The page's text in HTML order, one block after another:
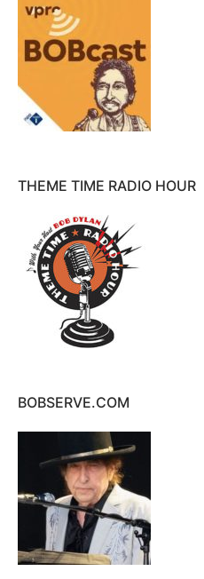
THEME TIME RADIO HOUR
BOBSERVE.COM